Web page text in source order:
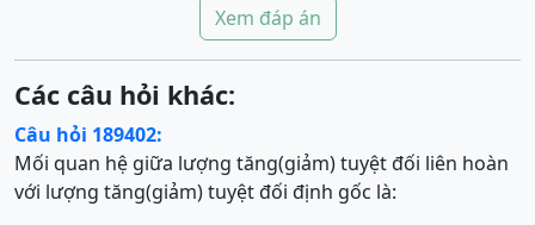
Xem đáp án
Các câu hỏi khác:
Câu hỏi 189402:
Mối quan hệ giữa lượng tăng(giảm) tuyệt đối liên hoàn
với lượng tăng(giảm) tuyệt đối định gốc là: